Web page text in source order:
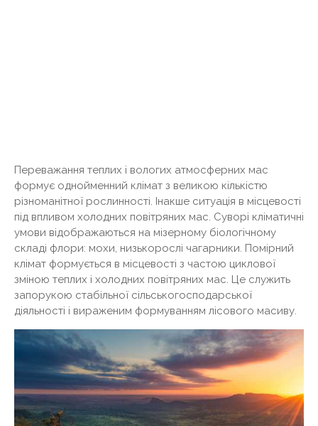
Переважання теплих і вологих атмосферних мас
формує однойменний клімат з великою кількістю
різноманітної рослинності. Інакше ситуація в місцевості
під впливом холодних повітряних мас. Суворі кліматичні
умови відображаються на мізерному біологічному
складі флори: мохи, низькорослі чагарники. Помірний
клімат формується в місцевості з частою циклової
зміною теплих і холодних повітряних мас. Це служить
запорукою стабільної сільськогосподарської
діяльності і вираженим формуванням лісового масиву.